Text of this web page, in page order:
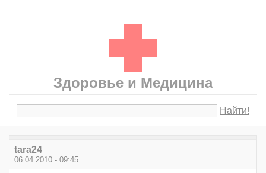
Здоровье и Медицина
Найти!
tara24
06.04.2010 - 09:45